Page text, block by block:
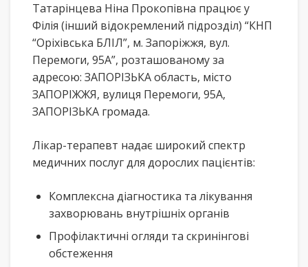
Татарінцева Ніна Прокопівна працює у
Філія (інший відокремлений підрозділ) “КНП
“Оріхівська БЛІЛ”, м. Запоріжжя, вул.
Перемоги, 95А”, розташованому за
адресою: ЗАПОРІЗЬКА область, місто
ЗАПОРІЖЖЯ, вулиця Перемоги, 95А,
ЗАПОРІЗЬКА громада.
Лікар-терапевт надає широкий спектр
медичних послуг для дорослих пацієнтів:
Комплексна діагностика та лікування
захворювань внутрішніх органів
Профілактичні огляди та скринінгові
обстеження